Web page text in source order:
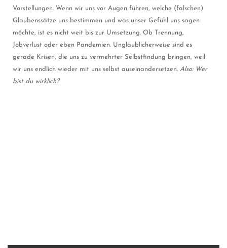
Vorstellungen. Wenn wir uns vor Augen führen, welche (falschen)
Glaubenssätze uns bestimmen und was unser Gefühl uns sagen
möchte, ist es nicht weit bis zur Umsetzung. Ob Trennung,
Jobverlust oder eben Pandemien. Unglaublicherweise sind es
gerade Krisen, die uns zu vermehrter Selbstfindung bringen, weil
wir uns endlich wieder mit uns selbst auseinandersetzen. Also: Wer
bist du wirklich?